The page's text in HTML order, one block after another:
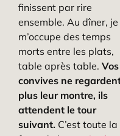
finissent par rire
ensemble. Au dîner, je
m’occupe des temps
morts entre les plats,
table après table. Vos
convives ne
plus leur montre, ils
attendent le tour
suivant. C’est toute la